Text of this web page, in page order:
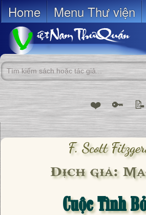
Home Menu Thư viện
❤️ 🔑 📝
F. Scott
Dịch giả:
Cuộc Tình